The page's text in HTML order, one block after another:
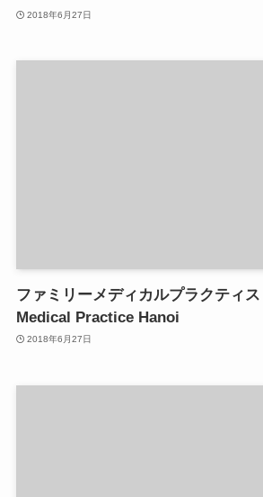
2018年6月27日
ファミリーメディカルプラクティ
Medical Practice Hanoi
2018年6月27日